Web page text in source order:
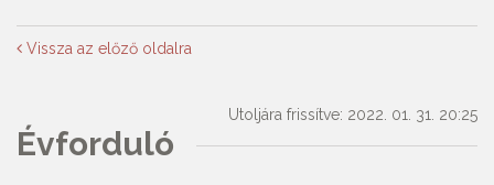
Vissza az előző oldalra
Utoljára frissítve: 2022. 01. 31. 20:25
Évforduló